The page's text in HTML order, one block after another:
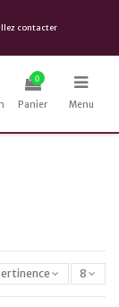
contacter
0
Panier Menu
8